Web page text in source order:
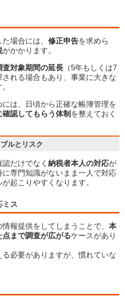
た場合には、修正申告を求めら
がかかります。
査対象期間の延長 （5年もしくは7
される場合もあり、事業に大きな
は、日頃から正確な帳簿管理を
確認してもらう体制 を整えておく
認だけでなく納税者本人の対応が
専門知識がないまま一人で対応
起こりやすくなります。
ミス
報提供をしてしまうことで、本
まで調査が広がるケースがあり
必要がありますが、慣れていな